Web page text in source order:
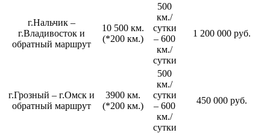
г.Нальчик –
г.Владивосток и
обратный маршрут
10 500 км.
(*200 км.)
500
км./
сутки
– 600
км./
сутки
1 200 000 руб.
г.Грозный – г.Омск и
обратный маршрут
3900 км.
(*200 км.)
500
км./
сутки
– 600
км./
сутки
450 000 руб.